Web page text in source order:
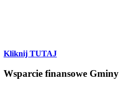
Kliknij TUTAJ
Wsparcie finansowe Gminy